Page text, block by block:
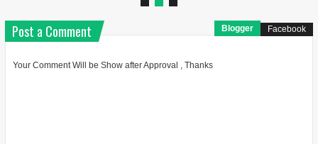
Post a Comment Blogger Facebook
Your Comment Will be Show after Approval , Thanks